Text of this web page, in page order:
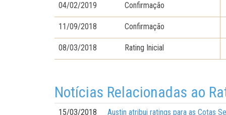
04/02/2019 Confirmação
11/09/2018 Confirmação
08/03/2018 Rating Inicial
Notícias Relacionadas ao
15/03/2018
Austin atribui ratings para as Cotas